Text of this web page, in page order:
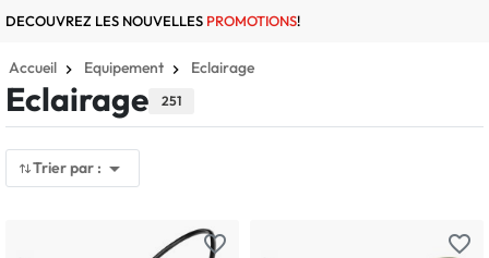
DECOUVREZ LES NOUVELLES PROMOTIONS!
Accueil Equipement Eclairage
Eclairage 251
Trier par : 
favorite_border favorite_border